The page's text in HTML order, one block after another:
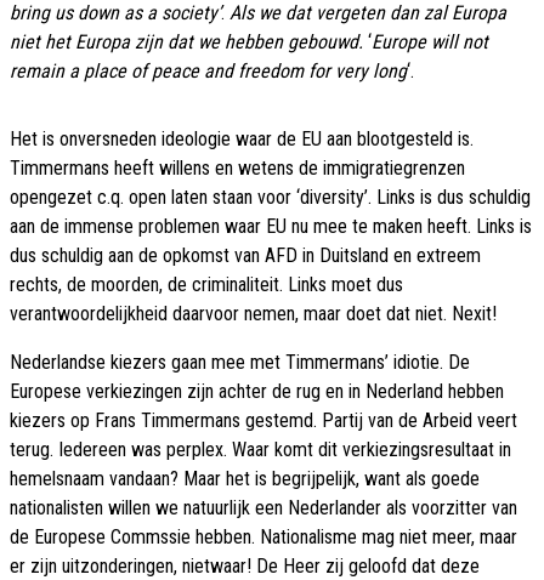
bring us down as a society’. Als we dat vergeten dan zal Europa
niet het Europa zijn dat we hebben gebouwd. ‘Europe will not
remain a place of peace and freedom for very long‘.
Het is onversneden ideologie waar de EU aan blootgesteld is.
Timmermans heeft willens en wetens de immigratiegrenzen
opengezet c.q. open laten staan voor ‘diversity’. Links is dus schuldig
aan de immense problemen waar EU nu mee te maken heeft. Links is
dus schuldig aan de opkomst van AFD in Duitsland en extreem
rechts, de moorden, de criminaliteit. Links moet dus
verantwoordelijkheid daarvoor nemen, maar doet dat niet. Nexit!
Nederlandse kiezers gaan mee met Timmermans’ idiotie. De
Europese verkiezingen zijn achter de rug en in Nederland hebben
kiezers op Frans Timmermans gestemd. Partij van de Arbeid veert
terug. Iedereen was perplex. Waar komt dit verkiezingsresultaat in
hemelsnaam vandaan? Maar het is begrijpelijk, want als goede
nationalisten willen we natuurlijk een Nederlander als voorzitter van
de Europese Commssie hebben. Nationalisme mag niet meer, maar
er zijn uitzonderingen, nietwaar! De Heer zij geloofd dat deze